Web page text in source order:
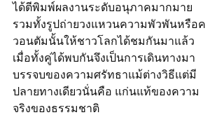
ได้ตีพิมพ์ผลงานระดับอนุภาคมากมาย
รวมทั้งรูปถ่ายวงแหวนความพัวพันหรือค
วอนตัมนั้นให้ชาวโลกได้ชมกันมาแล้ว
เมื่อทั้งคู่ได้พบกันจึงเป็นการเดินทางมา
บรรจบของความศรัทธาแม้ต่างวิธีแต่มี
ปลายทางเดียวนั่นคือ แก่นแท้ของความ
จริงของธรรมชาติ